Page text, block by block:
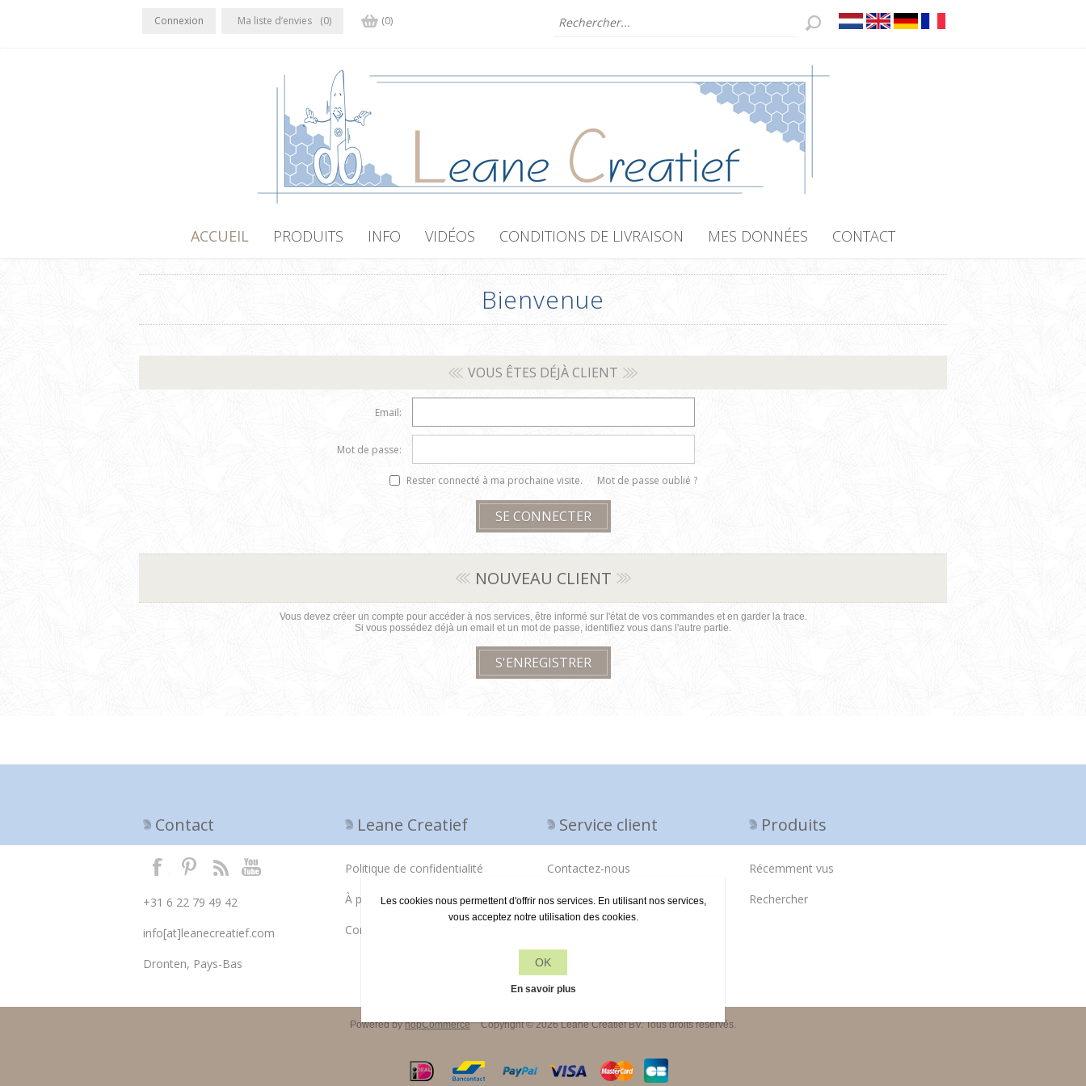
Connexion Ma liste d’envies (0) (0)
ACCUEIL PRODUITS INFO VIDÉOS CONDITIONS DE LIVRAISON MES DONNÉES CONTACT
Bienvenue
VOUS ÊTES DÉJÀ CLIENT
Email:
Mot de passe:
Rester connecté à ma prochaine visite. Mot de passe oublié ?
NOUVEAU CLIENT
Vous devez créer un compte pour accéder à nos services, être informé sur l'état de vos commandes et en garder la trace.
Si vous possédez déjà un email et un mot de passe, identifiez vous dans l'autre partie.
Contact
+31 6 22 79 49 42
info[at]leanecreatief.com
Dronten, Pays-Bas
Leane Creatief
Politique de confidentialité
À propos de nous
Conditions de livraison
Service client
Contactez-nous
Produits
Récemment vus
Rechercher
Powered bynopCommerce Copyright © 2026 Leane Creatief BV. Tous droits réservés.
Les cookies nous permettent d'offrir nos services. En utilisant nos services,
vous acceptez notre utilisation des cookies.
OK
En savoir plus